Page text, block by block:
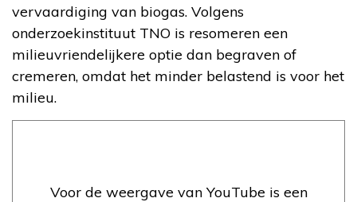
vervaardiging van biogas. Volgens
onderzoekinstituut TNO is resomeren een
milieuvriendelijkere optie dan begraven of
cremeren, omdat het minder belastend is voor het
milieu.
Voor de weergave van YouTube is een